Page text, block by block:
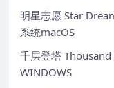
明星志愿 Star
系统macOS
千层登塔
WINDOWS